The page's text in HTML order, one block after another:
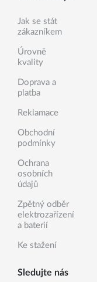
Jak se stát
zákazníkem
Úrovně
kvality
Doprava a
platba
Reklamace
Obchodní
podmínky
Ochrana
osobních
údajů
Zpětný odběr
elektrozařízení
a baterií
Ke stažení
Sledujte nás